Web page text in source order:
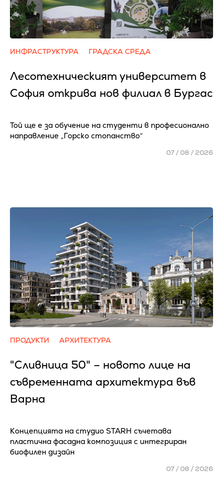
ИНФРАСТРУКТУРА ГРАДСКА СРЕДА
Лесотехническият университет в
София открива нов филиал в Бургас
Той ще е за обучение на студенти в професионално
направление „Горско стопанство“
07 / 08 / 2026
ПРОДУКТИ АРХИТЕКТУРА
"Сливница 50" – новото лице на
съвременната архитектура във
Варна
Концепцията на студио STARH съчетава
пластична фасадна композиция с интегриран
биофилен дизайн
07 / 08 / 2026